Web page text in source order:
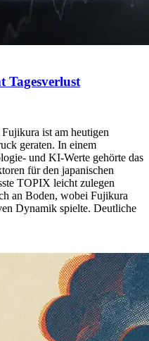
Tagesverlust
ist am heutigen
geraten. In einem
und KI-Werte gehörte das
für den japanischen
TOPIX leicht zulegen
an Boden, wobei Fujikura
Dynamik spielte. Deutliche